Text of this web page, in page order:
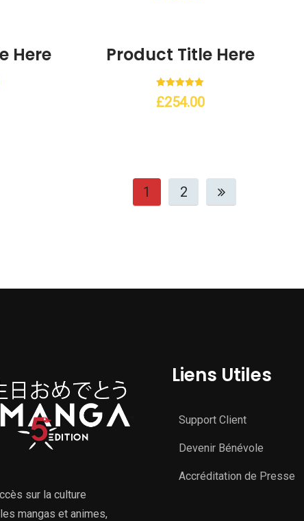
Here Product Title Here
Note
5.00
£254.00
1 2
sur la culture
mangas et animes,
Liens Utiles
Support Client
Devenir Bénévole
Accréditation de Presse